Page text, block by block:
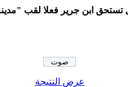
تستحق ابن جرير فعلا لقب
عرض النتيجة